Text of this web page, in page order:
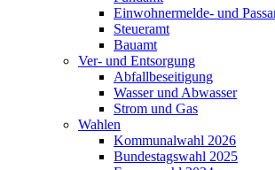
Einwohnermelde- und
Steueramt
Bauamt
Ver- und Entsorgung
Abfallbeseitigung
Wasser und Abwasser
Strom und Gas
Wahlen
Kommunalwahl 2026
Bundestagswahl 2025